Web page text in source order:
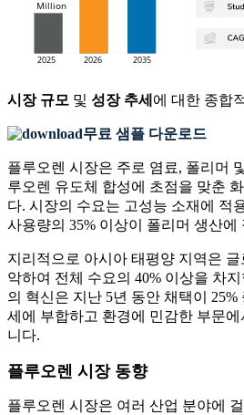
시장 규모 및 성장 추세 에 대한 종합
무료 샘플 다운로드
플루오렌 시장은 주로 염료, 폴리머
루오렌 유도체 합성에 초점을 맞춘
다. 시장의 수요는 고성능 소재에 적
사용량의 35% 이상이 폴리머 생산에
지리적으로 아시아 태평양 지역은
악하여 전체 수요의 40% 이상을 차
의 혁신은 지난 5년 동안 채택이
세에 부합하고 환경에 민감한 부문
니다.
플루오렌 시장 동향
플루오렌 시장은 여러 산업 분야에